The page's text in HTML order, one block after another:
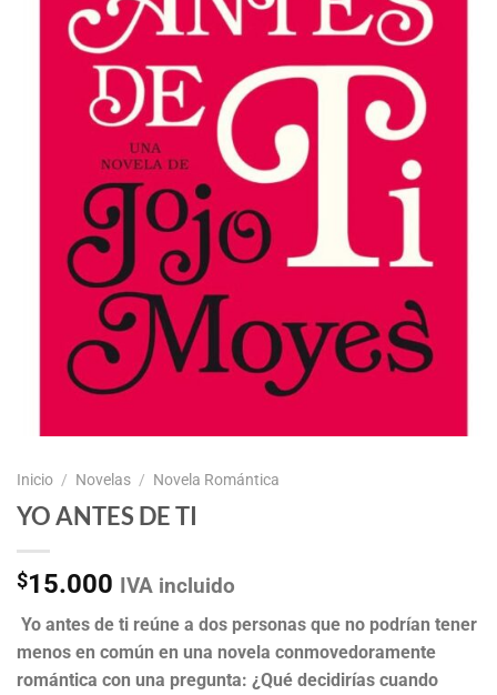
Inicio / Novelas / Novela Romántica
YO ANTES DE TI
$15.000 IVA incluido
Yo antes de ti reúne a dos personas que no podrían tener
menos en común en una novela conmovedoramente
romántica con una pregunta: ¿Qué decidirías cuando